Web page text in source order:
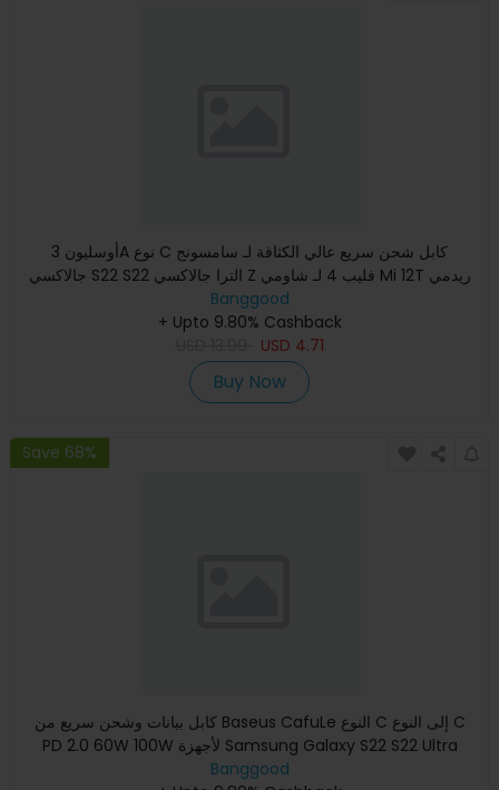
أوسليون 3A نوع C كابل شحن سريع عالي الكثافة لـ سامسونج
جالاكسي S22 S22 الترا جالاكسي Z فليب 4 لـ شاومي Mi 12T ريدمي
نوت
Banggood
+ Upto 9.80% Cashback
USD 4.71
Buy Now
Save 68%
كابل بيانات وشحن سريع من Baseus CafuLe النوع C إلى النوع C
PD 2.0 60W 100W لأجهزة Samsung Galaxy S22 S22 Ultra
Galaxy Z
Banggood